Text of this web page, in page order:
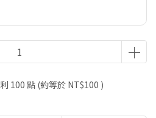
100 點 (約等於 NT$100 )